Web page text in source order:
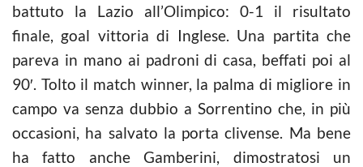
battuto la Lazio all’Olimpico: 0-1 il risultato
finale, goal vittoria di Inglese. Una partita che
pareva in mano ai padroni di casa, beffati poi al
90′. Tolto il match winner, la palma di migliore in
campo va senza dubbio a Sorrentino che, in più
occasioni, ha salvato la porta clivense. Ma bene
ha fatto anche Gamberini, dimostratosi un